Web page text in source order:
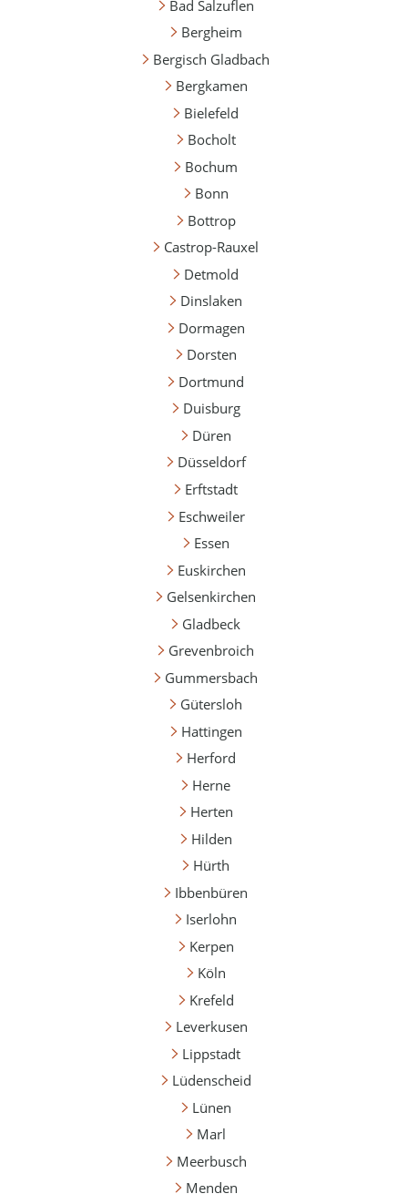
Bad Salzuflen
Bergheim
Bergisch Gladbach
Bergkamen
Bielefeld
Bocholt
Bochum
Bonn
Bottrop
Castrop-Rauxel
Detmold
Dinslaken
Dormagen
Dorsten
Dortmund
Duisburg
Düren
Düsseldorf
Erftstadt
Eschweiler
Essen
Euskirchen
Gelsenkirchen
Gladbeck
Grevenbroich
Gummersbach
Gütersloh
Hattingen
Herford
Herne
Herten
Hilden
Hürth
Ibbenbüren
Iserlohn
Kerpen
Köln
Krefeld
Leverkusen
Lippstadt
Lüdenscheid
Lünen
Marl
Meerbusch
Menden